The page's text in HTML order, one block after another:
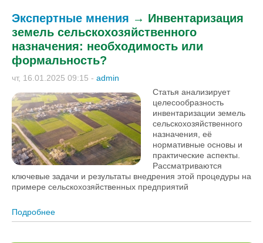
Экспертные мнения → Инвентаризация
земель сельскохозяйственного
назначения: необходимость или
формальность?
чт, 16.01.2025 09:15 - admin
Статья анализирует
целесообразность
инвентаризации земель
сельскохозяйственного
назначения, её
нормативные основы и
практические аспекты.
Рассматриваются
ключевые задачи и результаты внедрения этой процедуры на
примере сельскохозяйственных предприятий
Подробнее
назначения: необходимость или формальность?